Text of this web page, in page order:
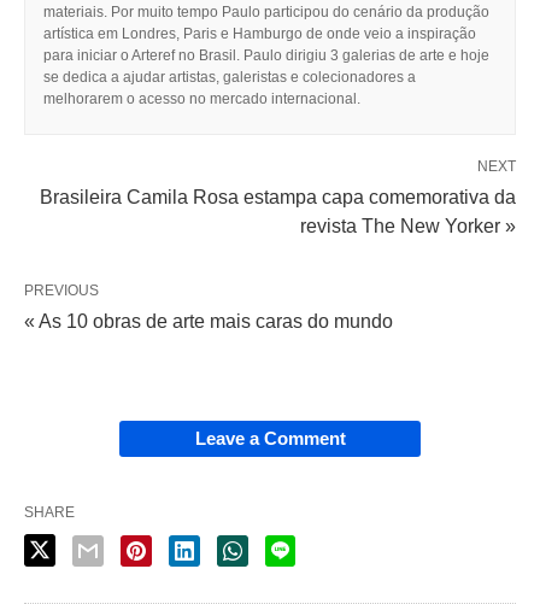
materiais. Por muito tempo Paulo participou do cenário da produção
artística em Londres, Paris e Hamburgo de onde veio a inspiração
para iniciar o Arteref no Brasil. Paulo dirigiu 3 galerias de arte e hoje
se dedica a ajudar artistas, galeristas e colecionadores a
melhorarem o acesso no mercado internacional.
NEXT
Brasileira Camila Rosa estampa capa comemorativa da
revista The New Yorker »
PREVIOUS
« As 10 obras de arte mais caras do mundo
Leave a Comment
SHARE